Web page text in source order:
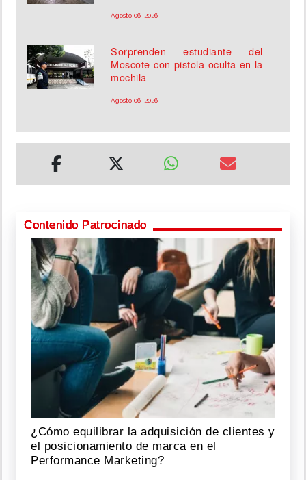
Agosto 06, 2026
Sorprenden estudiante del
Moscote con pistola oculta en la
mochila
Agosto 06, 2026
Contenido Patrocinado
¿Cómo equilibrar la adquisición de clientes y
el posicionamiento de marca en el
Performance Marketing?